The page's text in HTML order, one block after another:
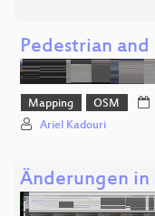
Pedestrian
Mapping OSM
Ariel Kadouri
Änderungen in